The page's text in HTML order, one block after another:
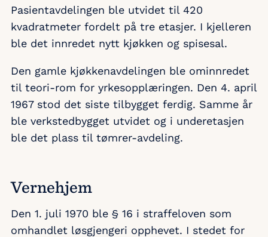
Pasientavdelingen ble utvidet til 420
kvadratmeter fordelt på tre etasjer. I kjelleren
ble det innredet nytt kjøkken og spisesal.
Den gamle kjøkkenavdelingen ble ominnredet
til teori-rom for yrkesopplæringen. Den 4. april
1967 stod det siste tilbygget ferdig. Samme år
ble verkstedbygget utvidet og i underetasjen
ble det plass til tømrer-avdeling.
Vernehjem
Den 1. juli 1970 ble § 16 i straffeloven som
omhandlet løsgjengeri opphevet. I stedet for